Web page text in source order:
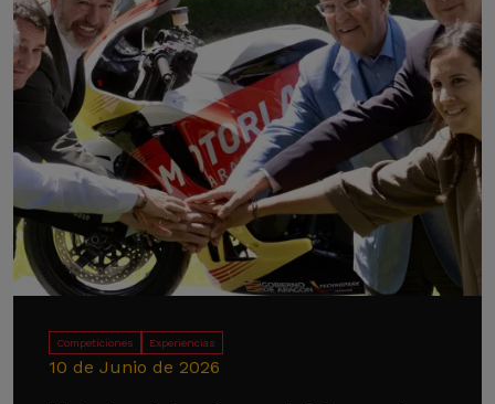
Competiciones Experiencias
10 de Junio de 2026